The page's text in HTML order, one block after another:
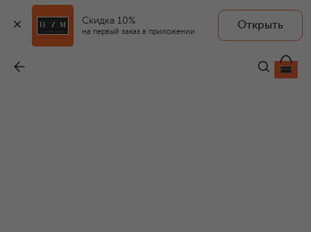
Скидка 10%
на первый заказ в приложении
Открыть
16 750 ₽